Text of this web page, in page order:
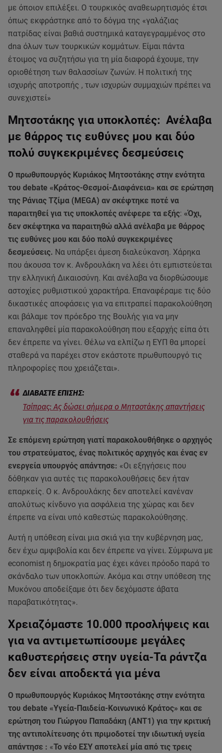
με όποιον επιλέξει. Ο τουρκικός αναθεωρητισμός έτσι
όπως εκφράστηκε από το δόγμα της «γαλάζιας
πατρίδας είναι βαθιά συστημικά καταγεγραμμένος στο
dna όλων των τουρκικών κομμάτων. Είμαι πάντα
έτοιμος να συζητήσω για τη μία διαφορά έχουμε, την
οριοθέτηση των θαλασσίων ζωνών. Η πολιτική της
ισχυρής αποτροπής , των ισχυρών συμμαχιών πρέπει να
συνεχιστεί»
Μητσοτάκης για υποκλοπές: Ανέλαβα
με θάρρος τις ευθύνες μου και δύο
πολύ συγκεκριμένες δεσμεύσεις
Ο πρωθυπουργός Κυριάκος Μητσοτάκης στην ενότητα
του debate «Κράτος-Θεσμοί-Διαφάνεια» και σε ερώτηση
της Ράνιας Τζίμα (MEGA) αν σκέφτηκε ποτέ να
παραιτηθεί για τις υποκλοπές ανέφερε τα εξής: «Όχι,
δεν σκέφτηκα να παραιτηθώ αλλά ανέλαβα με θάρρος
τις ευθύνες μου και δύο πολύ συγκεκριμένες
δεσμεύσεις. Να υπάρξει άμεση διαλεύκανση. Χάρηκα
που άκουσα τον κ. Ανδρουλάκη να λέει ότι εμπιστεύεται
την ελληνική Δικαιοσύνη. Και ανέλαβα να διορθώσουμε
αστοχίες ρυθμιστικού χαρακτήρα. Επαναφέραμε τις δύο
δικαστικές αποφάσεις για να επιτραπεί παρακολούθηση
και βάλαμε τον πρόεδρο της Βουλής για να μην
επαναληφθεί μία παρακολούθηση που εξαρχής είπα ότι
δεν έπρεπε να γίνει. Θέλω να ελπίζω η ΕΥΠ θα μπορεί
σταθερά να παρέχει στον εκάστοτε πρωθυπουργό τις
πληροφορίες που χρειάζεται».
Τσίπρας: Ας δώσει σήμερα ο Μητσοτάκης απαντήσεις
για τις παρακολουθήσεις
Σε επόμενη ερώτηση γιατί παρακολουθήθηκε ο αρχηγός
του στρατεύματος, ένας πολιτικός αρχηγός και ένας εν
ενεργεία υπουργός απάντησε: «Οι εξηγήσεις που
δόθηκαν για αυτές τις παρακολουθήσεις δεν ήταν
επαρκείς. Ο κ. Ανδρουλάκης δεν αποτελεί κανέναν
απολύτως κίνδυνο για ασφάλεια της χώρας και δεν
έπρεπε να είναι υπό καθεστώς παρακολούθησης.
Αυτή η υπόθεση είναι μια σκιά για την κυβέρνηση μας,
δεν έχω αμφιβολία και δεν έπρεπε να γίνει. Σύμφωνα με
economist η δημοκρατία μας έχει κάνει πρόοδο παρά το
σκάνδαλο των υποκλοπών. Ακόμα και στην υπόθεση της
Μυκόνου αποδείξαμε ότι δεν δεχόμαστε άβατα
παραβατικότητας».
Χρειαζόμαστε 10.000 προσλήψεις και
για να αντιμετωπίσουμε μεγάλες
καθυστερήσεις στην υγεία-Τα ράντζα
δεν είναι αποδεκτά για μένα
Ο πρωθυπουργός Κυριάκος Μητσοτάκης στην ενότητα
του debate «Υγεία-Παιδεία-Κοινωνικό Κράτος» και σε
ερώτηση του Γιώργου Παπαδάκη (ANT1) για την κριτική
της αντιπολίτευσης ότι πριμοδοτεί την ιδιωτική υγεία
απάντησε : «Το νέο ΕΣΥ αποτελεί μία από τις τρεις